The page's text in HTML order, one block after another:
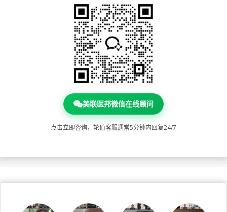
美联医邦微信在线顾问
点击立即咨询，轮值客服通常5分钟内回复24/7